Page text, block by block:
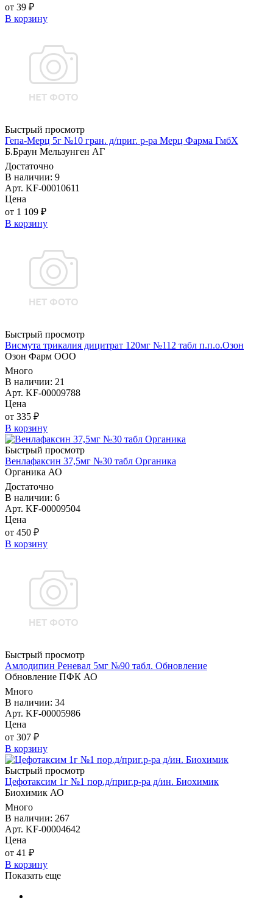
от 39 ₽
В корзину
Быстрый просмотр
Гепа-Мерц 5г №10 гран. д/приг. р-ра Мерц Фарма ГмбХ
Б.Браун Мельзунген АГ
Достаточно
В наличии: 9
Арт. KF-00010611
Цена
от 1 109 ₽
В корзину
Быстрый просмотр
Висмута трикалия дицитрат 120мг №112 табл п.п.о.Озон
Озон Фарм ООО
Много
В наличии: 21
Арт. KF-00009788
Цена
от 335 ₽
В корзину
Быстрый просмотр
Венлафаксин 37,5мг №30 табл Органика
Органика АО
Достаточно
В наличии: 6
Арт. KF-00009504
Цена
от 450 ₽
В корзину
Быстрый просмотр
Амлодипин Реневал 5мг №90 табл. Обновление
Обновление ПФК АО
Много
В наличии: 34
Арт. KF-00005986
Цена
от 307 ₽
В корзину
Быстрый просмотр
Цефотаксим 1г №1 пор.д/приг.р-ра д/ин. Биохимик
Биохимик АО
Много
В наличии: 267
Арт. KF-00004642
Цена
от 41 ₽
В корзину
Показать еще